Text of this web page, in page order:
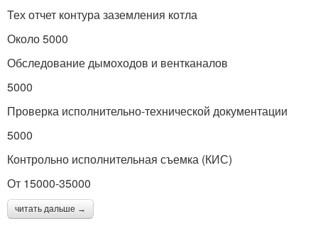
Тех отчет контура заземления котла
Около 5000
Обследование дымоходов и вентканалов
5000
Проверка исполнительно-технической документации
5000
Контрольно исполнительная съемка (КИС)
От 15000-35000
читать дальше →